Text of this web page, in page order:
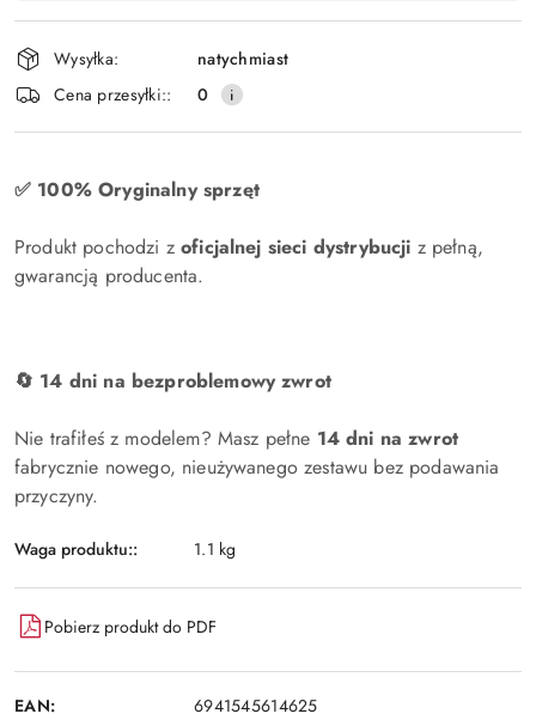
dostawa
Wysyłka:
natychmiast
Cena przesyłki::
0
✅ 100% Oryginalny sprzęt
Produkt pochodzi zoficjalnej sieci dystrybucji z pełną,
gwarancją producenta.
🔄 14 dni na bezproblemowy zwrot
Nie trafiłeś z modelem? Masz pełne 14 dni na zwrot
fabrycznie nowego, nieużywanego zestawu bez podawania
przyczyny.
Waga produktu:: 1.1 kg
Pobierz produkt do PDF
EAN: 6941545614625